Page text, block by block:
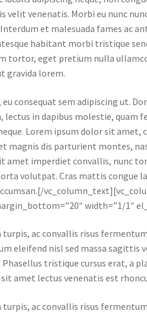
venenatis. Morbi eu nunc
et malesuada fames ac
habitant morbi tristique
tortor, eget pretium nulla
gravida lorem.
consequat sem adipiscing ut.
lectus in dapibus molestie,
Lorem ipsum dolor sit amet,
magnis dis parturient montes,
amet imperdiet convallis, nunc
volutpat. Cras mattis congue
width=”1/1″
ac convallis risus
eleifend nisl sed massa
tristique cursus erat, a
amet lectus venenatis est
ac convallis risus